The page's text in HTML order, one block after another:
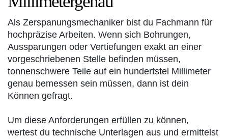
Als Zerspanungsmechaniker bist du Fachmann für
hochpräzise Arbeiten. Wenn sich Bohrungen,
Aussparungen oder Vertiefungen exakt an einer
vorgeschriebenen Stelle befinden müssen,
tonnenschwere Teile auf ein hundertstel Millimeter
genau bemessen sein müssen, dann ist dein
Können gefragt.
Um diese Anforderungen erfüllen zu können,
wertest du technische Unterlagen aus und ermittelst